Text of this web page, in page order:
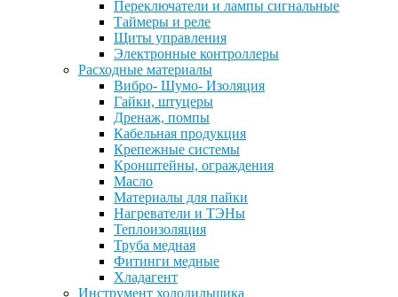
Переключатели и лампы сигнальные
Таймеры и реле
Щиты управления
Электронные контроллеры
Расходные материалы
Вибро- Шумо- Изоляция
Гайки, штуцеры
Дренаж, помпы
Кабельная продукция
Крепежные системы
Кронштейны, ограждения
Масло
Материалы для пайки
Нагреватели и ТЭНы
Теплоизоляция
Труба медная
Фитинги медные
Хладагент
Инструмент холодильщика